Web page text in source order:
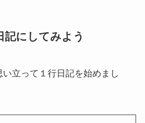
記にしてみよう
立って１行日記を始めまし